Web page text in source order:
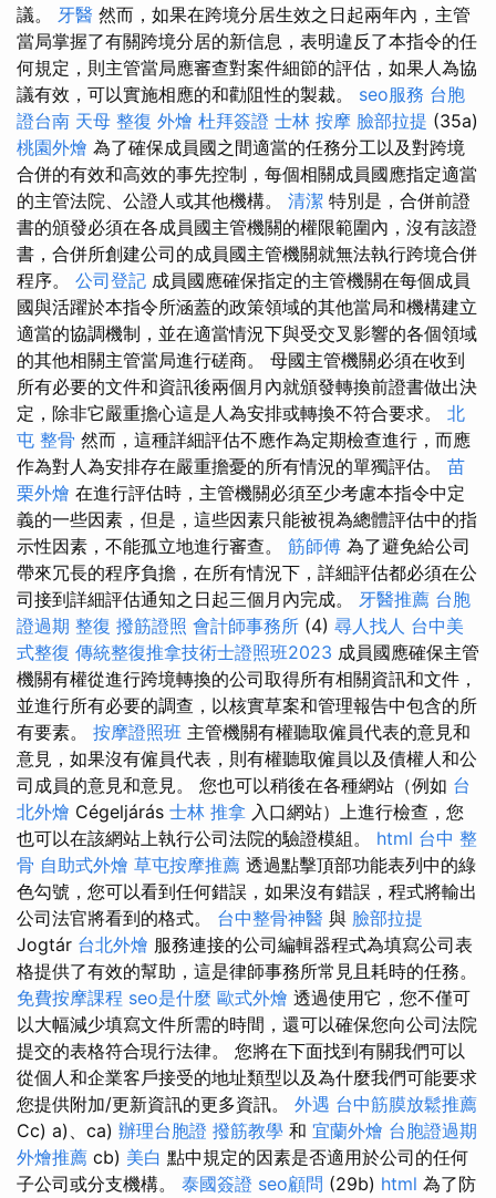
議。 牙醫 然而，如果在跨境分居生效之日起兩年內，主管
當局掌握了有關跨境分居的新信息，表明違反了本指令的任
何規定，則主管當局應審查對案件細節的評估，如果人為協
議有效，可以實施相應的和勸阻性的製裁。 seo服務 台胞
證台南 天母 整復 外燴 杜拜簽證 士林 按摩 臉部拉提 (35a)
桃園外燴 為了確保成員國之間適當的任務分工以及對跨境
合併的有效和高效的事先控制，每個相關成員國應指定適當
的主管法院、公證人或其他機構。 清潔 特別是，合併前證
書的頒發必須在各成員國主管機關的權限範圍內，沒有該證
書，合併所創建公司的成員國主管機關就無法執行跨境合併
程序。 公司登記 成員國應確保指定的主管機關在每個成員
國與活躍於本指令所涵蓋的政策領域的其他當局和機構建立
適當的協調機制，並在適當情況下與受交叉影響的各個領域
的其他相關主管當局進行磋商。 母國主管機關必須在收到
所有必要的文件和資訊後兩個月內就頒發轉換前證書做出決
定，除非它嚴重擔心這是人為安排或轉換不符合要求。 北
屯 整骨 然而，這種詳細評估不應作為定期檢查進行，而應
作為對人為安排存在嚴重擔憂的所有情況的單獨評估。 苗
栗外燴 在進行評估時，主管機關必須至少考慮本指令中定
義的一些因素，但是，這些因素只能被視為總體評估中的指
示性因素，不能孤立地進行審查。 筋師傅 為了避免給公司
帶來冗長的程序負擔，在所有情況下，詳細評估都必須在公
司接到詳細評估通知之日起三個月內完成。 牙醫推薦 台胞
證過期 整復 撥筋證照 會計師事務所 (4) 尋人找人 台中美
式整復 傳統整復推拿技術士證照班2023 成員國應確保主管
機關有權從進行跨境轉換的公司取得所有相關資訊和文件，
並進行所有必要的調查，以核實草案和管理報告中包含的所
有要素。 按摩證照班 主管機關有權聽取僱員代表的意見和
意見，如果沒有僱員代表，則有權聽取僱員以及債權人和公
司成員的意見和意見。 您也可以稍後在各種網站（例如 台
北外燴 Cégeljárás 士林 推拿 入口網站）上進行檢查，您
也可以在該網站上執行公司法院的驗證模組。 html 台中 整
骨 自助式外燴 草屯按摩推薦 透過點擊頂部功能表列中的綠
色勾號，您可以看到任何錯誤，如果沒有錯誤，程式將輸出
公司法官將看到的格式。 台中整骨神醫 與 臉部拉提
Jogtár 台北外燴 服務連接的公司編輯器程式為填寫公司表
格提供了有效的幫助，這是律師事務所常見且耗時的任務。
免費按摩課程 seo是什麼 歐式外燴 透過使用它，您不僅可
以大幅減少填寫文件所需的時間，還可以確保您向公司法院
提交的表格符合現行法律。 您將在下面找到有關我們可以
從個人和企業客戶接受的地址類型以及為什麼我們可能要求
您提供附加/更新資訊的更多資訊。 外遇 台中筋膜放鬆推薦
Cc) a)、ca) 辦理台胞證 撥筋教學 和 宜蘭外燴 台胞證過期
外燴推薦 cb) 美白 點中規定的因素是否適用於公司的任何
子公司或分支機構。 泰國簽證 seo顧問 (29b) html 為了防